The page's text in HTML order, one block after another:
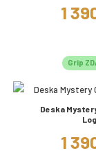
1
Grip
Deska
1